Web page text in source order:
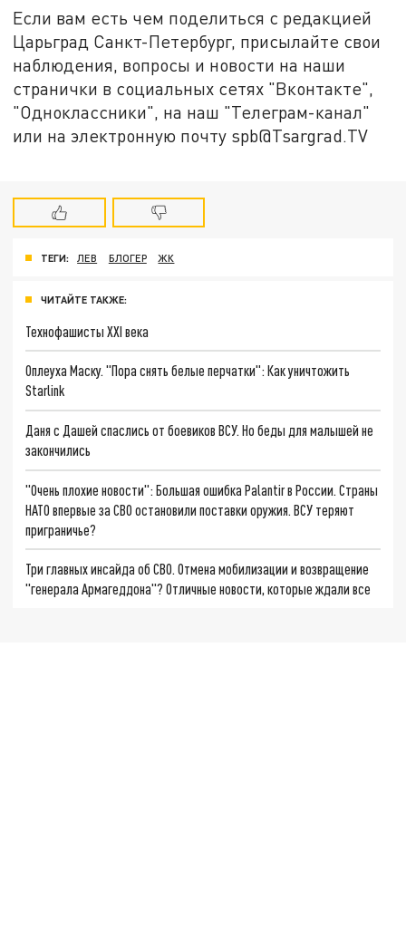
Если вам есть чем поделиться с редакцией
Царьград Санкт-Петербург, присылайте свои
наблюдения, вопросы и новости на наши
странички в социальных сетях "Вконтакте",
"Одноклассники", на наш "Телеграм-канал"
или на электронную почту spb@Tsargrad.TV
ТЕГИ: ЛЕВ БЛОГЕР ЖК
ЧИТАЙТЕ ТАКЖЕ:
Технофашисты XXI века
Оплеуха Маску. "Пора снять белые перчатки": Как уничтожить
Starlink
Даня с Дашей спаслись от боевиков ВСУ. Но беды для малышей не
закончились
"Очень плохие новости": Большая ошибка Palantir в России. Страны
НАТО впервые за СВО остановили поставки оружия. ВСУ теряют
приграничье?
Три главных инсайда об СВО. Отмена мобилизации и возвращение
"генерала Армагеддона"? Отличные новости, которые ждали все